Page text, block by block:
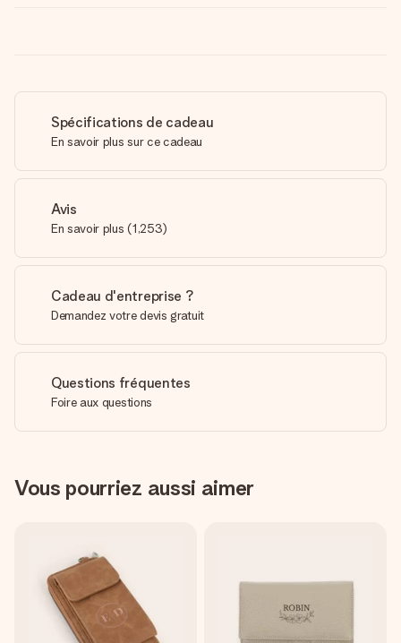
Spécifications de cadeau
En savoir plus sur ce cadeau
Avis
En savoir plus (1,253)
Cadeau d'entreprise ?
Demandez votre devis gratuit
Questions fréquentes
Foire aux questions
Vous pourriez aussi aimer